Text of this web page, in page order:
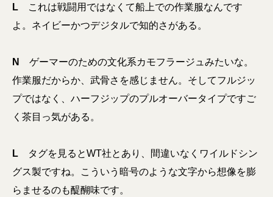
L これは戦闘用ではなくて船上での作業服なんです
よ。ネイビーかつデジタルで知的さがある。
N
ゲーマーのための文化系カモフラージュみたいな。
作業服だからか、武骨さを感じません。そしてフルジッ
プではなく、ハーフジップのプルオーバータイプですご
く茶目っ気がある 。
L タグを見るとWT社とあり、間違いなくワイルドシン
グス製ですね。こういう暗号のような文字から想像を膨
らませるのも醍醐味です。